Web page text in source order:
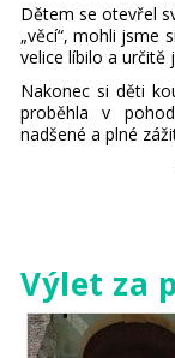
Dětem se otevřel
„věcí“, mohli jsme
velice líbilo a určitě
Nakonec si děti
proběhla v
nadšené a plné
Výlet za